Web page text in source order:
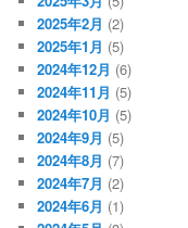
2025年2月 (2)
2025年1月 (5)
2024年12月 (6)
2024年11月 (5)
2024年10月 (5)
2024年9月 (5)
2024年8月 (7)
2024年7月 (2)
2024年6月 (1)